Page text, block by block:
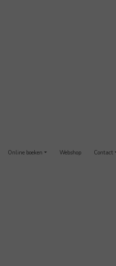
Online boeken Webshop Contact